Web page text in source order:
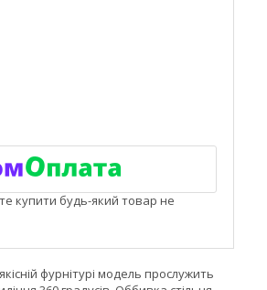
купити будь-який товар не
фурнітурі модель прослужить